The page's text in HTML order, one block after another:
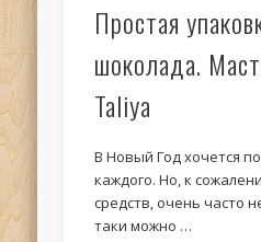
Простая
шоколада.
Taliya
В Новый Год хочется
каждого. Но, к
средств, очень часто
таки можно …